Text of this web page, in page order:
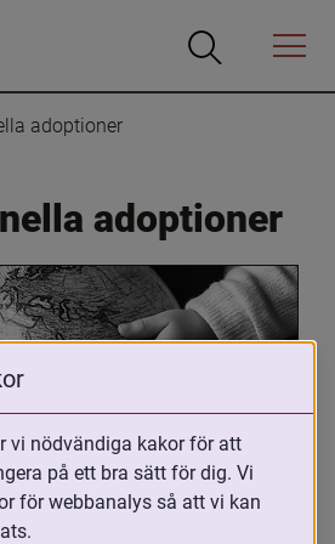
Öppna
Öppna
Menyn
adoptioner
adoptioner
adopterad,
arbetar med
vi nödvändiga kakor för att
på ett bra sätt för dig. Vi
för webbanalys så att vi kan